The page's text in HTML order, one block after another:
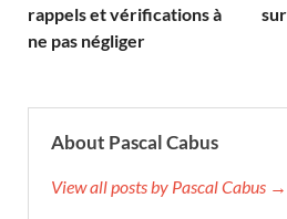
rappels et vérifications à
ne pas négliger
About Pascal Cabus
View all posts by Pascal Cabus →